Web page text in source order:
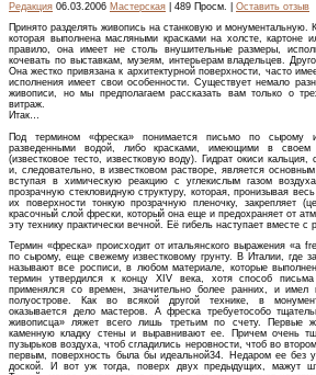
Редакция 06.03.2006 Мастерская | 489 Просм. | Оставить отзыв
Принято разделять живопись на станковую и монументальную.
которая выполнена масляными красками на холсте, картоне
правило, она имеет не столь внушительные размеры,
кочевать по выставкам, музеям, интерьерам владельцев.
Она жестко привязана к архитектурной поверхности, часто
исполнения имеет свои особенности. Существует немало
живописи, но мы предполагаем рассказать вам только о
витраж.
Итак…
Под термином «фреска» понимается письмо по сырому
разведенными водой, либо красками, имеющими в своем
(известковое тесто, известковую воду). Гидрат окиси
и, следовательно, в известковом растворе, является
вступая в химическую реакцию с углекислым газом
прозрачную стекловидную структуру, которая, пронизывая
их поверхности тонкую прозрачную пленочку, закрепляет
красочный слой фрески, который она еще и предохраняет от
эту технику практически вечной. Её гибель наступает вместе с
Термин «фреска» происходит от итальянского выражения «a
по сырому, еще свежему известковому грунту. В Италии, где
называют все росписи, в любом материале, которые
термин утвердился к концу XIV века, хотя способ
применялся со времен, значительно более ранних, и имел
полуострове. Как во всякой другой технике, в
оказывается дело мастеров. А фреска требуетособо
живописца» ляжет всего лишь третьим по счету. Первые
каменную кладку стены и выравнивают ее. Причем очень
пузырьков воздуха, чтоб сгладились неровности, чтоб во
первым, поверхность была бы идеальной34. Недаром ее без
доской. И вот уж тогда, поверх двух предыдущих, мажут